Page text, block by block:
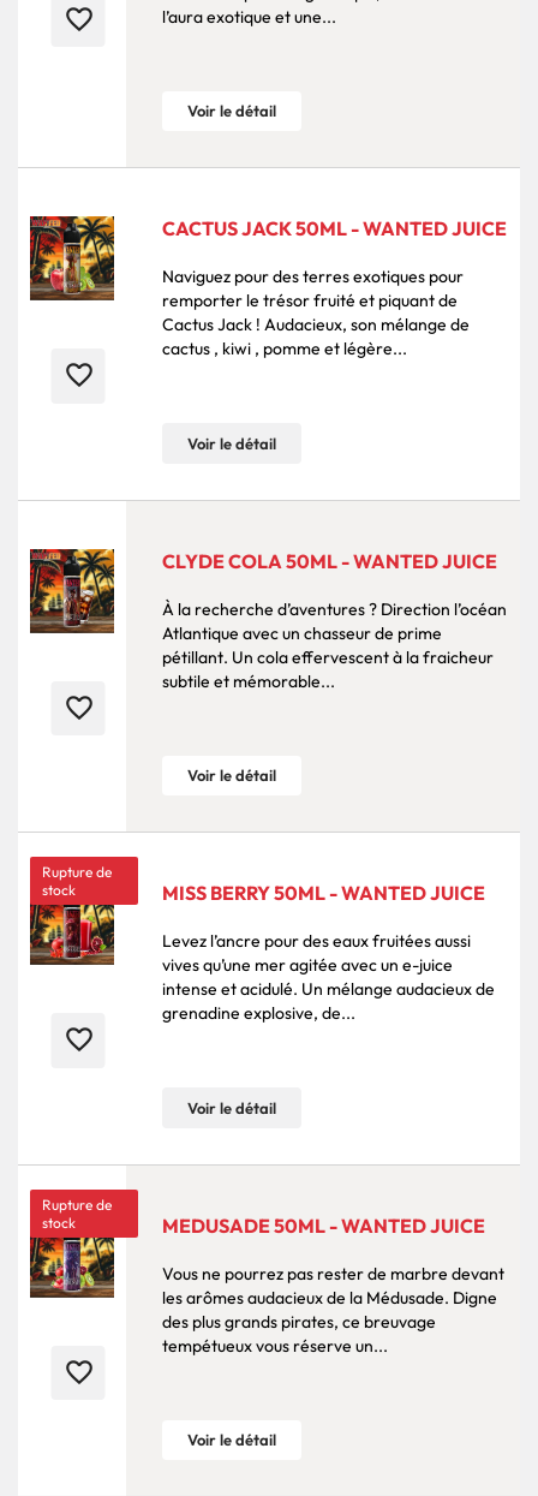
favorite_border
l’aura exotique et une...
Voir le détail
favorite_border
CACTUS JACK 50ML - WANTED JUICE
Naviguez pour des terres exotiques pour
remporter le trésor fruité et piquant de
Cactus Jack ! Audacieux, son mélange de
cactus , kiwi , pomme et légère...
Voir le détail
favorite_border
CLYDE COLA 50ML - WANTED JUICE
À la recherche d’aventures ? Direction l’océan
Atlantique avec un chasseur de prime
pétillant. Un cola effervescent à la fraicheur
subtile et mémorable...
Voir le détail
Rupture de
stock
favorite_border
MISS BERRY 50ML - WANTED JUICE
Levez l’ancre pour des eaux fruitées aussi
vives qu’une mer agitée avec un e-juice
intense et acidulé. Un mélange audacieux de
grenadine explosive, de...
Voir le détail
Rupture de
stock
favorite_border
MEDUSADE 50ML - WANTED JUICE
Vous ne pourrez pas rester de marbre devant
les arômes audacieux de la Médusade. Digne
des plus grands pirates, ce breuvage
tempétueux vous réserve un...
Voir le détail